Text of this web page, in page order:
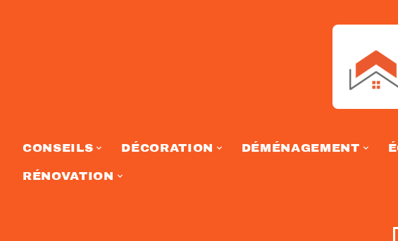
CONSEILS DÉCORATION DÉMÉNAGEMENT
RÉNOVATION